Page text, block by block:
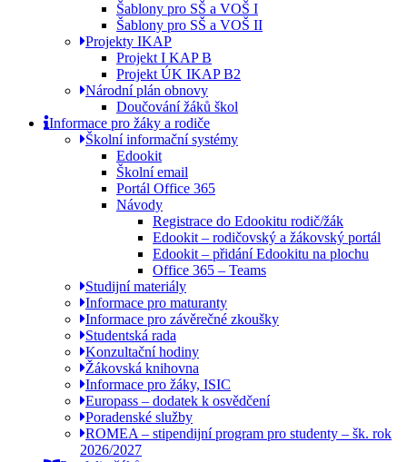
Šablony pro SŠ a VOŠ I
Šablony pro SŠ a VOŠ II
Projekty IKAP
Projekt I KAP B
Projekt ÚK IKAP B2
Národní plán obnovy
Doučování žáků škol
Informace pro žáky a rodiče
Školní informační systémy
Edookit
Školní email
Portál Office 365
Návody
Registrace do Edookitu rodič/žák
Edookit – rodičovský a žákovský portál
Edookit – přidání Edookitu na plochu
Office 365 – Teams
Studijní materiály
Informace pro maturanty
Informace pro závěrečné zkoušky
Studentská rada
Konzultační hodiny
Žákovská knihovna
Informace pro žáky, ISIC
Europass – dodatek k osvědčení
Poradenské služby
ROMEA – stipendijní program pro studenty – šk. rok
2026/2027